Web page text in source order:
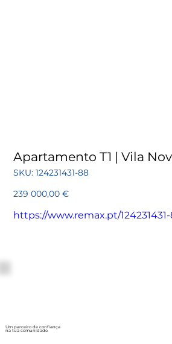
Apartamento T1 | Vila
SKU: SKU
124231431-
124231431-88
Preço
239 000,00 €
https://www.remax.pt/
Um parceiro de confiança
na tua comunidade.